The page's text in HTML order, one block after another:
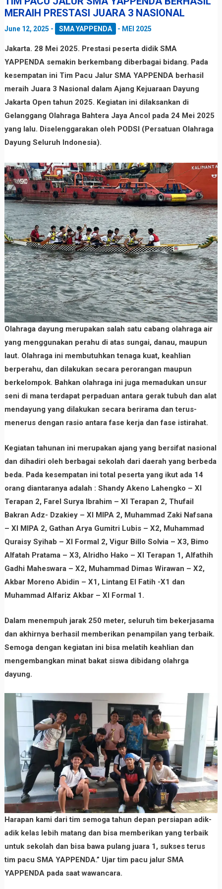
MERAIH PRESTASI JUARA 3 NASIONAL
June 12, 2025 - SMA YAPPENDA - MEI 2025
Jakarta. 28 Mei 2025. Prestasi peserta didik SMA
YAPPENDA semakin berkembang diberbagai bidang. Pada
kesempatan ini Tim Pacu Jalur SMA YAPPENDA berhasil
meraih Juara 3 Nasional dalam Ajang Kejuaraan Dayung
Jakarta Open tahun 2025. Kegiatan ini dilaksankan di
Gelanggang Olahraga Bahtera Jaya Ancol pada 24 Mei 2025
yang lalu. Diselenggarakan oleh PODSI (Persatuan Olahraga
Dayung Seluruh Indonesia).
Olahraga dayung merupakan salah satu cabang olahraga air
yang menggunakan perahu di atas sungai, danau, maupun
laut. Olahraga ini membutuhkan tenaga kuat, keahlian
berperahu, dan dilakukan secara perorangan maupun
berkelompok. Bahkan olahraga ini juga memadukan unsur
seni di mana terdapat perpaduan antara gerak tubuh dan alat
mendayung yang dilakukan secara berirama dan terus-
menerus dengan rasio antara fase kerja dan fase istirahat.
Kegiatan tahunan ini merupakan ajang yang bersifat nasional
dan dihadiri oleh berbagai sekolah dari daerah yang berbeda
beda. Pada kesempatan ini total peserta yang ikut ada 14
orang diantaranya adalah : Shandy Akeno Lahengko – XI
Terapan 2, Farel Surya Ibrahim – XI Terapan 2, Thufail
Bakran Adz- Dzakiey – XI MIPA 2, Muhammad Zaki Nafsana
– XI MIPA 2, Gathan Arya Gumitri Lubis – X2, Muhammad
Quraisy Syihab – XI Formal 2, Vigur Billo Solvia – X3, Bimo
Alfatah Pratama – X3, Alridho Hako – XI Terapan 1, Alfathih
Gadhi Maheswara – X2, Muhammad Dimas Wirawan – X2,
Akbar Moreno Abidin – X1, Lintang El Fatih -X1 dan
Muhammad Alfariz Akbar – XI Formal 1.
Dalam menempuh jarak 250 meter, seluruh tim bekerjasama
dan akhirnya berhasil memberikan penampilan yang terbaik.
Semoga dengan kegiatan ini bisa melatih keahlian dan
mengembangkan minat bakat siswa dibidang olahrga
dayung.
Harapan kami dari tim semoga tahun depan persiapan adik-
adik kelas lebih matang dan bisa memberikan yang terbaik
untuk sekolah dan bisa bawa pulang juara 1, sukses terus
tim pacu SMA YAPPENDA.” Ujar tim pacu jalur SMA
YAPPENDA pada saat wawancara.